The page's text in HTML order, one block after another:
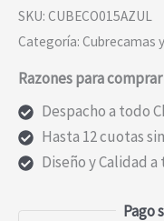
SKU: CUBECO015AZUL
Categoría: Cubrecamas
Razones para
Despacho a todo
Hasta 12 cuotas
Diseño y Calidad
Pago